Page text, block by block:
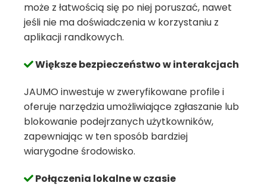
może z łatwością się po niej poruszać, nawet
jeśli nie ma doświadczenia w korzystaniu z
aplikacji randkowych.
Większe bezpieczeństwo w interakcjach
JAUMO inwestuje w zweryfikowane profile i
oferuje narzędzia umożliwiające zgłaszanie lub
blokowanie podejrzanych użytkowników,
zapewniając w ten sposób bardziej
wiarygodne środowisko.
Połączenia lokalne w czasie